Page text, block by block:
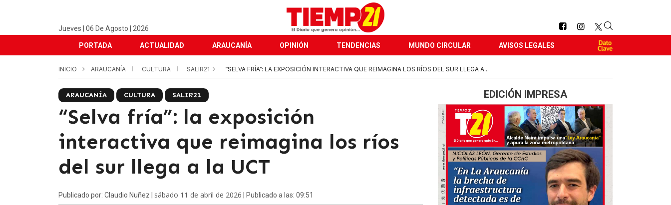
Jueves | 06 De Agosto | 2026
PORTADA ACTUALIDAD ARAUCANÍA OPINIÓN TENDENCIAS MUNDO CIRCULAR AVISOS LEGALES
INICIO ARAUCANÍA CULTURA SALIR21 “SELVA FRÍA”: LA EXPOSICIÓN INTERACTIVA QUE REIMAGINA LOS RÍOS DEL SUR LLEGA A...
ARAUCANÍA CULTURA SALIR21
“Selva fría”: la exposición
interactiva que reimagina los ríos
del sur llega a la UCT
Publicado por: Claudio Nuñez | sábado 11 de abril de 2026 | Publicado a las: 09:51
EDICIÓN IMPRESA